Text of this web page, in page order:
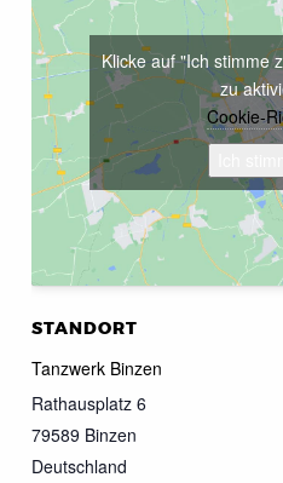
STANDORT
Tanzwerk Binzen
Rathausplatz 6
79589 Binzen
Deutschland
Klicke auf "Ich stimme
zu
Cookie-